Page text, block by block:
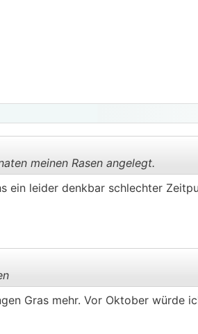
meinen Rasen angelegt.
ein leider denkbar schlechter
Gras mehr. Vor Oktober würde